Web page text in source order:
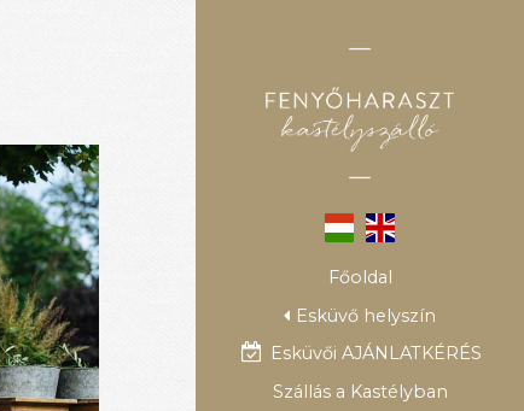
Főoldal
Esküvő helyszín
Esküvői AJÁNLATKÉRÉS
Szállás a Kastélyban